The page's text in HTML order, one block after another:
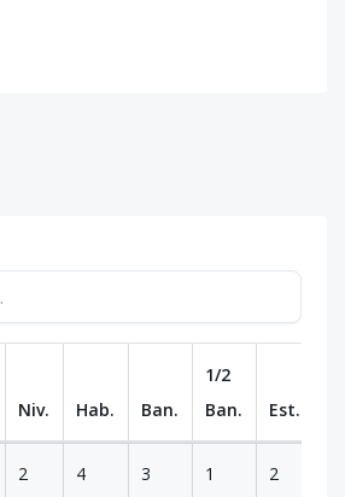
Niv. Hab. Ban.
1/2
Ban.
Est.
2 4 3 1 2